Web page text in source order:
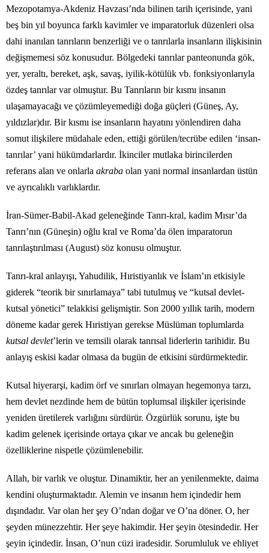
Mezopotamya-Akdeniz Havzası’nda bilinen tarih içerisinde, yani
beş bin yıl boyunca farklı kavimler ve imparatorluk düzenleri olsa
dahi inanılan tanrıların benzerliği ve o tanrılarla insanların ilişkisinin
değişmemesi söz konusudur. Bölgedeki tanrılar panteonunda gök,
yer, yeraltı, bereket, aşk, savaş, iyilik-kötülük vb. fonksiyonlarıyla
özdeş tanrılar var olmuştur. Bu Tanrıların bir kısmı insanın
ulaşamayacağı ve çözümleyemediği doğa güçleri (Güneş, Ay,
yıldızlar)dır. Bir kısmı ise insanların hayatını yönlendiren daha
somut ilişkilere müdahale eden, ettiği görülen/tecrübe edilen ‘insan-
tanrılar’ yani hükümdarlardır. İkinciler mutlaka birincilerden
referans alan ve onlarla akraba olan yani normal insanlardan üstün
ve ayrıcalıklı varlıklardır.
İran-Sümer-Babil-Akad geleneğinde Tanrı-kral, kadim Mısır’da
Tanrı’nın (Güneşin) oğlu kral ve Roma’da ölen imparatorun
tanrılaştırılması (August) söz konusu olmuştur.
Tanrı-kral anlayışı, Yahudilik, Hıristiyanlık ve İslam’ın etkisiyle
giderek “teorik bir sınırlamaya” tabi tutulmuş ve “kutsal devlet-
kutsal yönetici” telakkisi gelişmiştir. Son 2000 yıllık tarih, modern
döneme kadar gerek Hıristiyan gerekse Müslüman toplumlarda
kutsal devlet’lerin ve temsili olarak tanrısal liderlerin tarihidir. Bu
anlayış eskisi kadar olmasa da bugün de etkisini sürdürmektedir.
Kutsal hiyerarşi, kadim örf ve sınırları olmayan hegemonya tarzı,
hem devlet nezdinde hem de bütün toplumsal ilişkiler içerisinde
yeniden üretilerek varlığını sürdürür. Özgürlük sorunu, işte bu
kadim gelenek içerisinde ortaya çıkar ve ancak bu geleneğin
özelliklerine nispetle çözümlenebilir.
Allah, bir varlık ve oluştur. Dinamiktir, her an yenilenmekte, daima
kendini oluşturmaktadır. Alemin ve insanın hem içindedir hem
dışındadır. Var olan her şey O’ndan doğar ve O’na döner. O, her
şeyden münezzehtir. Her şeye hakimdir. Her şeyin ötesindedir. Her
şeyin içindedir. İnsan, O’nun cüzi iradesidir. Sorumluluk ve ehliyet